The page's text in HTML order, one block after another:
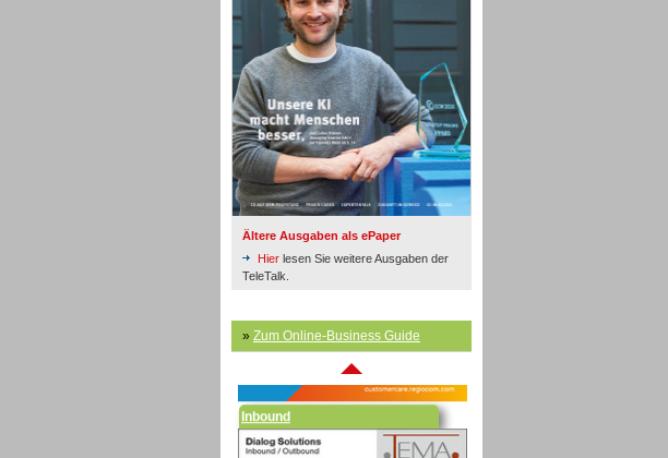
Ältere Ausgaben als ePaper
Hier lesen Sie weitere Ausgaben der
TeleTalk.
» Zum Online-Business Guide
Inbound
Inbound